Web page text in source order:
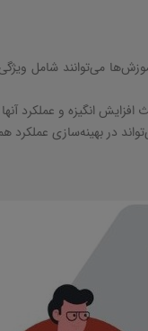
می‌توانند شامل
انگیزه و عملکرد
در بهینه‌سازی عملکرد